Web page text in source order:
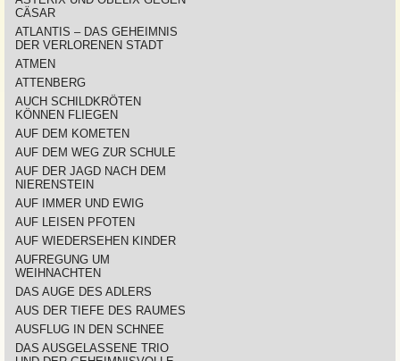
CÄSAR
ATLANTIS – DAS GEHEIMNIS
DER VERLORENEN STADT
ATMEN
ATTENBERG
AUCH SCHILDKRÖTEN
KÖNNEN FLIEGEN
AUF DEM KOMETEN
AUF DEM WEG ZUR SCHULE
AUF DER JAGD NACH DEM
NIERENSTEIN
AUF IMMER UND EWIG
AUF LEISEN PFOTEN
AUF WIEDERSEHEN KINDER
AUFREGUNG UM
WEIHNACHTEN
DAS AUGE DES ADLERS
AUS DER TIEFE DES RAUMES
AUSFLUG IN DEN SCHNEE
DAS AUSGELASSENE TRIO